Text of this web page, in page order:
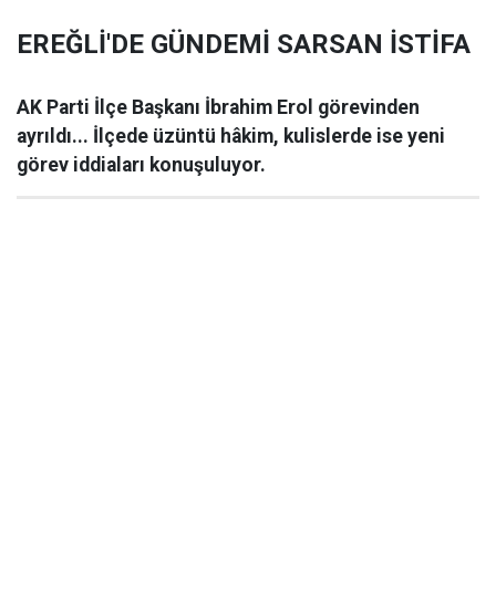
EREĞLİ'DE GÜNDEMİ SARSAN İSTİFA
AK Parti İlçe Başkanı İbrahim Erol görevinden
ayrıldı... İlçede üzüntü hâkim, kulislerde ise yeni
görev iddiaları konuşuluyor.